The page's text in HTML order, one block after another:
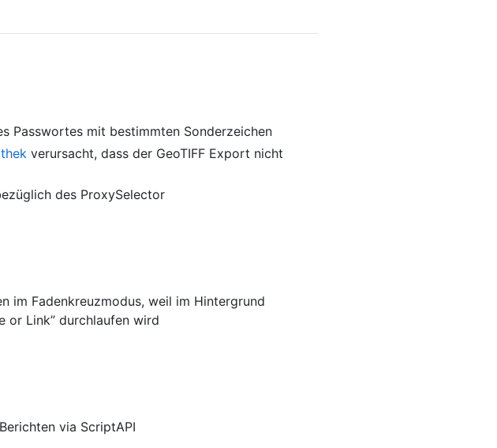
Passwortes mit bestimmten Sonderzeichen
verursacht, dass der GeoTIFF Export nicht
des ProxySelector
im Fadenkreuzmodus, weil im Hintergrund
or Link” durchlaufen wird
via ScriptAPI